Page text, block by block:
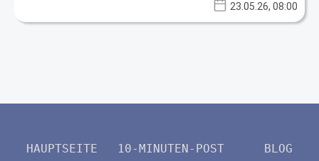
23.05.26, 08:00
HAUPTSEITE 10-MINUTEN-POST BLOG